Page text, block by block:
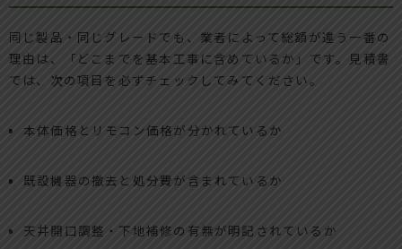
同じ製品・同じグレードでも、業者によって総額が違う一番の
理由は、「どこまでを基本工事に含めているか」です。見積書
では、次の項目を必ずチェックしてみてください。
本体価格とリモコン価格が分かれているか
既設機器の撤去と処分費が含まれているか
天井開口調整・下地補修の有無が明記されているか